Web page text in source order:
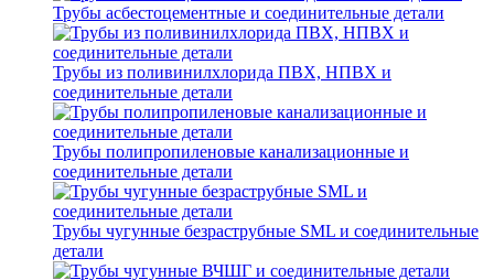
Трубы асбестоцементные и соединительные детали
Трубы из поливинилхлорида ПВХ, НПВХ и
соединительные детали
Трубы полипропиленовые канализационные и
соединительные детали
Трубы чугунные безраструбные SML и соединительные
детали